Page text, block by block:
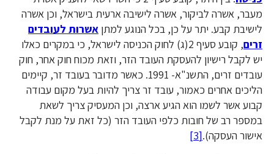
מעבר, אשרה לביקור, אשרה לישיבה ארעית בישראל, וכן אשרה
לישיבת קבע. יתר על כן, בכל הנוגע למתן אשרות לעובדים
זרים
, קובע סעיף 2(ג) לחוק הכניסה לישראל, כי במקרים כאלו
יש לקבל רישיון להעסקת העובד הזר, וזאת מכוח חוק אחר, חוק
עובדים זרים, התשנ"א- 1991. כאשר מדובר בעובד זר, קיימים
הליכים אחרים כאמור, עובד זר צריך להיות בעל מקום עבודה
קבוע אשר לשמו הוא הגיע ארצה, וכן המעסיק צריך לשאת
במספר רב של חובות כלפי העובד הזר (כל זאת על מנת לקבל
אישור העסקה).[3]